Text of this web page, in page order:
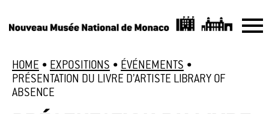
HOME • EXPOSITIONS • ÉVÉNEMENTS •
PRÉSENTATION DU LIVRE D’ARTISTE LIBRARY OF
ABSENCE